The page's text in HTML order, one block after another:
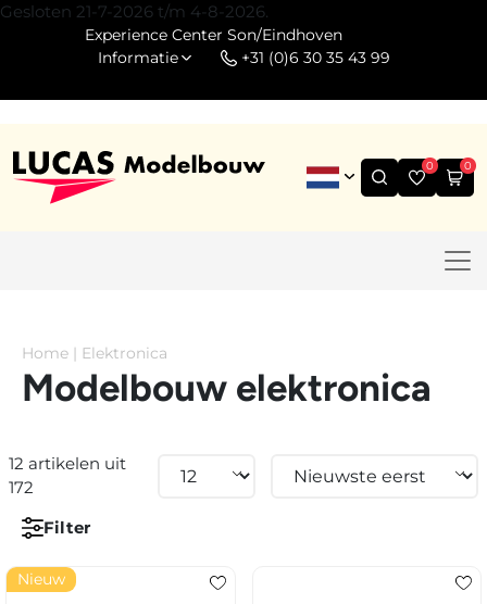
Gesloten 21-7-2026 t/m 4-8-2026.
Experience Center Son/Eindhoven
Informatie
+31 (0)6 30 35 43 99
0 0
Home Elektronica
Modelbouw elektronica
12 artikelen uit
172
Filter
Nieuw